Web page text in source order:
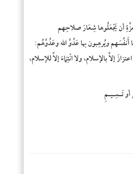
أن يَجْعَلُوها شِعَارَ صلاحِهم
ويُرهِبون بها عَدُوَّ الله وعَدُوَّهُم:
اللهُ بالإِسْلاَمِ، فمَهْمَا نَطْلُبِ العِزَّةَ بغَيْرِ ما أَعَزَّنَا اللهُ بِهِ أذَلَّنَا اللهُ»(7)، فلا اعتزازَ إلاَّ بالإسلام، ولا انْتِمَاءَ إلاَّ للإسلام،
تَـمِـيـمِ